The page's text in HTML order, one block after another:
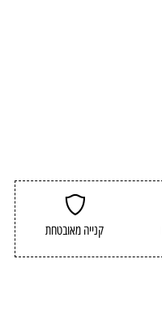
קנייה מאובטחת